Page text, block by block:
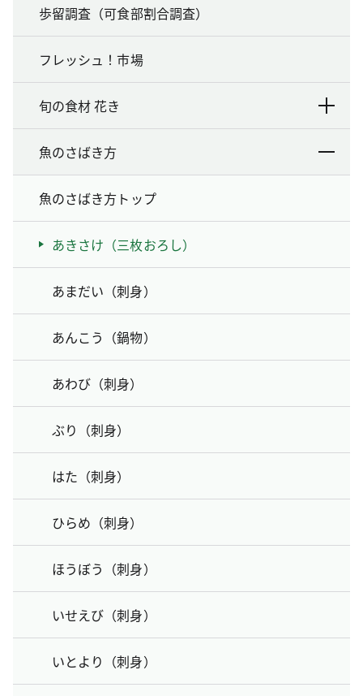
歩留調査（可食部割合調査）
フレッシュ！市場
旬の食材 花き
魚のさばき方
魚のさばき方トップ
あきさけ（三枚おろし）
あまだい（刺身）
あんこう（鍋物）
あわび（刺身）
ぶり（刺身）
はた（刺身）
ひらめ（刺身）
ほうぼう（刺身）
いせえび（刺身）
いとより（刺身）